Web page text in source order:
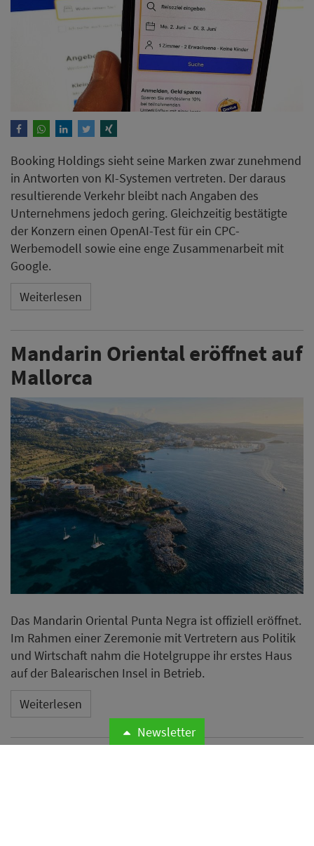
Booking Holdings sieht seine Marken zwar zunehmend
in Antworten von KI-Systemen vertreten. Der daraus
resultierende Verkehr bleibt nach Angaben des
Unternehmens jedoch gering. Gleichzeitig bestätigte
der Konzern einen OpenAI-Test für ein CPC-
Werbemodell sowie eine enge Zusammenarbeit mit
Google.
Weiterlesen
Mandarin Oriental eröffnet auf
Mallorca
Das Mandarin Oriental Punta Negra ist offiziell eröffnet.
Im Rahmen einer Zeremonie mit Vertretern aus Politik
und Wirtschaft nahm die Hotelgruppe ihr erstes Haus
auf der Balearischen Insel in Betrieb.
Weiterlesen
Newsletter